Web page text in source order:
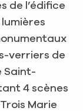
de l’édifice
verriers de
Saint-
4 scènes
Marie